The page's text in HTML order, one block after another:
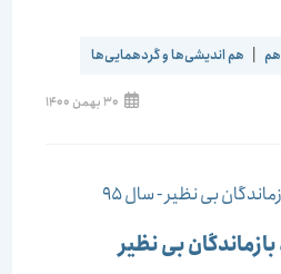
| هم اندیشی‌ها و گردهمایی‌ها
30 بهمن 1400
بی نظیر